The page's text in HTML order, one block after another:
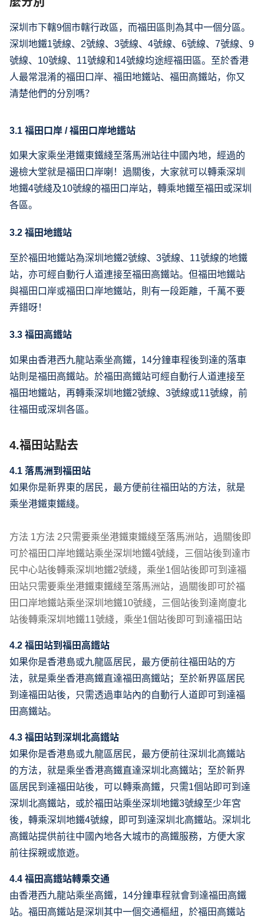
深圳市下轄9個市轄行政區，而福田區則為其中一個分區。
深圳地鐵1號線、2號線、3號線、4號線、6號線、7號線、9
號線、10號線、11號線和14號線均途經福田區。至於香港
人最常混淆的福田口岸、福田地鐵站、福田高鐵站，你又
清楚他們的分別嗎？
3.1 福田口岸 / 福田口岸地鐵站
如果大家乘坐港鐵東鐵綫至落馬洲站往中國內地，經過的
邊檢大堂就是福田口岸喇！過關後，大家就可以轉乘深圳
地鐵4號綫及10號線的福田口岸站，轉乘地鐵至福田或深圳
各區。
3.2 福田地鐵站
至於福田地鐵站為深圳地鐵2號線、3號線、11號線的地鐵
站，亦可經自動行人道連接至福田高鐵站。但福田地鐵站
與福田口岸或福田口岸地鐵站，則有一段距離，千萬不要
弄錯呀！
3.3 福田高鐵站
如果由香港西九龍站乘坐高鐵，14分鐘車程後到達的落車
站則是福田高鐵站。於福田高鐵站可經自動行人道連接至
福田地鐵站，再轉乘深圳地鐵2號線、3號線或11號線，前
往福田或深圳各區。
4.福田站點去
4.1 落馬洲到福田站
如果你是新界東的居民，最方便前往福田站的方法，就是
乘坐港鐵東鐵綫。
方法 1方法 2只需要乘坐港鐵東鐵綫至落馬洲站，過關後即
可於福田口岸地鐵站乘坐深圳地鐵4號綫，三個站後到達市
民中心站後轉乘深圳地鐵2號綫，乘坐1個站後即可到達福
田站只需要乘坐港鐵東鐵綫至落馬洲站，過關後即可於福
田口岸地鐵站乘坐深圳地鐵10號綫，三個站後到達崗廈北
站後轉乘深圳地鐵11號綫，乘坐1個站後即可到達福田站
4.2 福田站到福田高鐵站
如果你是香港島或九龍區居民，最方便前往福田站的方
法，就是乘坐香港高鐵直達福田高鐵站；至於新界區居民
到達福田站後，只需透過車站內的自動行人道即可到達福
田高鐵站。
4.3 福田站到深圳北高鐵站
如果你是香港島或九龍區居民，最方便前往深圳北高鐵站
的方法，就是乘坐香港高鐵直達深圳北高鐵站；至於新界
區居民到達福田站後，可以轉乘高鐵，只需1個站即可到達
深圳北高鐵站，或於福田站乘坐深圳地鐵3號線至少年宮
後，轉乘深圳地鐵4號線，即可到達深圳北高鐵站。深圳北
高鐵站提供前往中國內地各大城市的高鐵服務，方便大家
前往探親或旅遊。
4.4 福田高鐵站轉乘交通
由香港西九龍站乘坐高鐵，14分鐘車程就會到達福田高鐵
站。福田高鐵站是深圳其中一個交通樞紐，於福田高鐵站